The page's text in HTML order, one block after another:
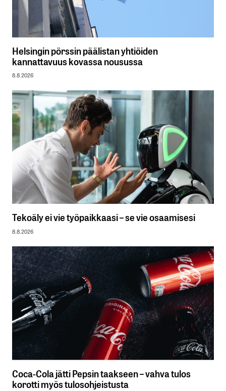
Helsingin pörssin päälistan yhtiöiden
kannattavuus kovassa nousussa
8.8.2026
Tekoäly ei vie työpaikkaasi – se vie osaamisesi
8.8.2026
Coca-Cola jätti Pepsin taakseen – vahva tulos
korotti myös tulosohjeistusta